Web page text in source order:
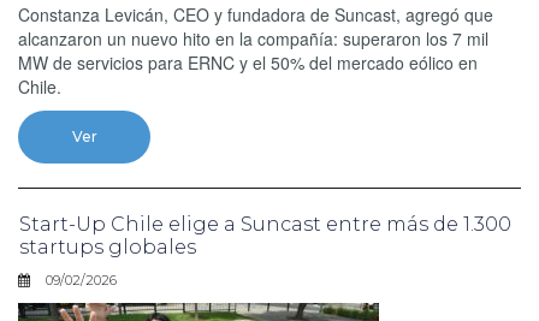
Constanza Levicán, CEO y fundadora de Suncast, agregó que
alcanzaron un nuevo hito en la compañía: superaron los 7 mil
MW de servicios para ERNC y el 50% del mercado eólico en
Chile.
Ver
Start-Up Chile elige a Suncast entre más de 1.300
startups globales
09/02/2026